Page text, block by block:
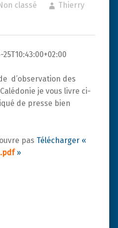
classé
Thierry
d’observation des
je vous livre ci-
de presse bien
pas Télécharger «
»